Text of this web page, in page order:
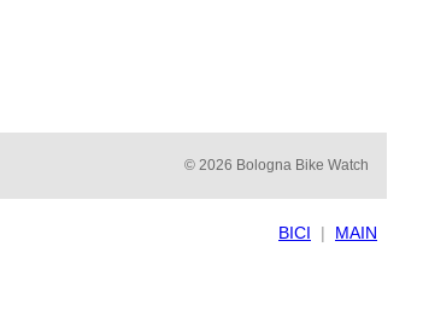
© 2026 Bologna Bike Watch
BICI | MAIN